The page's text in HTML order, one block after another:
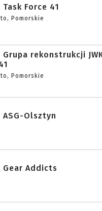
Task Force 41
Pomorskie
Grupa rekonstrukcji
Pomorskie
ASG-Olsztyn
Gear Addicts